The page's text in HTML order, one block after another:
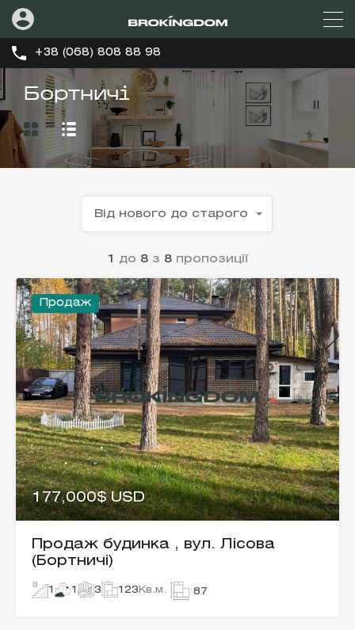
+38 (068) 808 88 98
Бортничі
1 до 8 з 8 пропозиції
Від нового до старого
Продаж
177,000$ USD
Продаж будинка , вул. Лісова
(Бортничі)
1 1 3 123 Кв.м. 87